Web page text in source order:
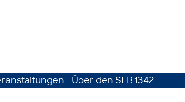
Über den SFB 1342